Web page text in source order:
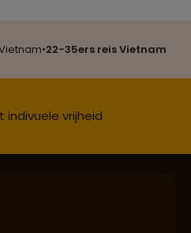
•22-35ers reis Vietnam
reisadvies